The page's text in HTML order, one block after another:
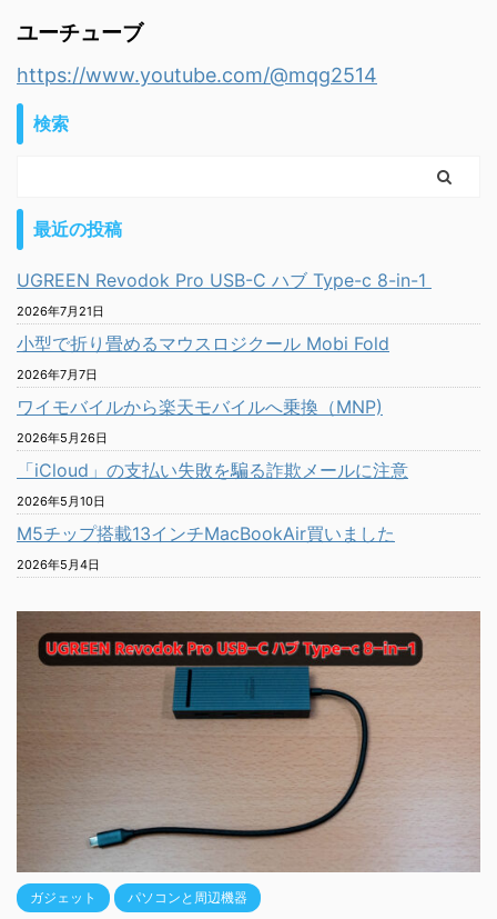
ユーチューブ
https://www.youtube.com/@mqg2514
検索
最近の投稿
UGREEN Revodok Pro USB-C ハブ Type-c 8-in-1
2026年7月21日
小型で折り畳めるマウスロジクール Mobi Fold
2026年7月7日
ワイモバイルから楽天モバイルへ乗換（MNP)
2026年5月26日
「iCloud」の支払い失敗を騙る詐欺メールに注意
2026年5月10日
M5チップ搭載13インチMacBookAir買いました
2026年5月4日
ガジェット パソコンと周辺機器